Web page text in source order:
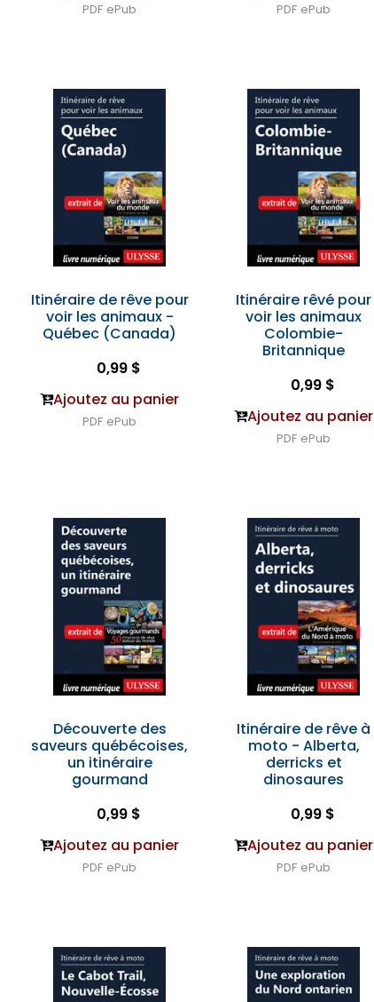
PDF ePub PDF ePub
Itinéraire de rêve pour
voir les animaux -
Québec (Canada)
0,99 $
Ajoutez au panier
PDF ePub
Itinéraire rêvé pour
voir les animaux
Colombie-
Britannique
0,99 $
Ajoutez au panier
PDF ePub
Découverte des
saveurs québécoises,
un itinéraire
gourmand
0,99 $
Ajoutez au panier
PDF ePub
Itinéraire de rêve à
moto - Alberta,
derricks et
dinosaures
0,99 $
Ajoutez au panier
PDF ePub